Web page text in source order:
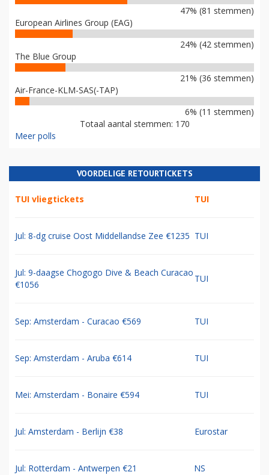
47% (81 stemmen)
European Airlines Group (EAG)
24% (42 stemmen)
The Blue Group
21% (36 stemmen)
Air-France-KLM-SAS(-TAP)
6% (11 stemmen)
Totaal aantal stemmen: 170
Meer polls
VOORDELIGE RETOURTICKETS
TUI vliegtickets TUI
Jul: 8-dg cruise Oost Middellandse Zee €1235 TUI
Jul: 9-daagse Chogogo Dive & Beach Curacao
€1056
TUI
Sep: Amsterdam - Curacao €569 TUI
Sep: Amsterdam - Aruba €614 TUI
Mei: Amsterdam - Bonaire €594 TUI
Jul: Amsterdam - Berlijn €38 Eurostar
Jul: Rotterdam - Antwerpen €21 NS